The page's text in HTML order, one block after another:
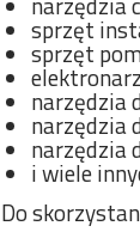
sprzęt
sprzęt
narzędzia
narzędzia
narzędzia
i wiele
Do